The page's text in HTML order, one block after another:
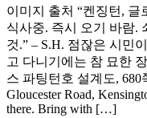
이미지 출처 “켄징턴, 글
식사중. 즉시 오기 바람.
것.” – S.H. 점잖은 시민
고 다니기에는 참 묘한
스 파팅턴호 설계도, 680
Gloucester Road,
there. Bring with […]